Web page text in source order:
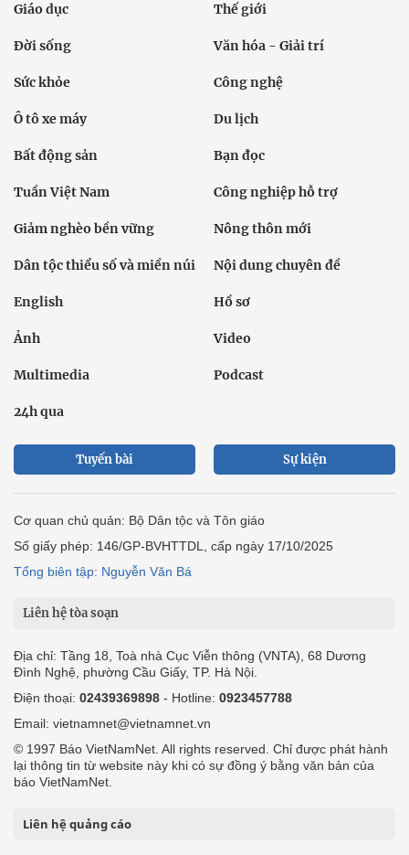
Giáo dục Thế giới
Đời sống Văn hóa - Giải trí
Sức khỏe Công nghệ
Ô tô xe máy Du lịch
Bất động sản Bạn đọc
Tuần Việt Nam Công nghiệp hỗ trợ
Giảm nghèo bền vững Nông thôn mới
Dân tộc thiểu số và miền núi Nội dung chuyên đề
English Hồ sơ
Ảnh Video
Multimedia Podcast
24h qua
Tuyến bài Sự kiện
Cơ quan chủ quản: Bộ Dân tộc và Tôn giáo
Số giấy phép: 146/GP-BVHTTDL, cấp ngày 17/10/2025
Tổng biên tập: Nguyễn Văn Bá
Liên hệ tòa soạn
Địa chỉ: Tầng 18, Toà nhà Cục Viễn thông (VNTA), 68 Dương
Đình Nghệ, phường Cầu Giấy, TP. Hà Nội.
Điện thoại: 02439369898 - Hotline: 0923457788
Email: vietnamnet@vietnamnet.vn
© 1997 Báo VietNamNet. All rights reserved. Chỉ được phát hành
lại thông tin từ website này khi có sự đồng ý bằng văn bản của
báo VietNamNet.
Liên hệ quảng cáo